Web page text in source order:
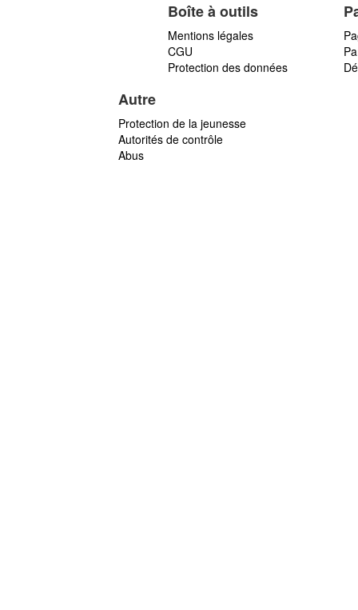
Boîte à outils
Mentions légales
CGU
Protection des données
Autre
Protection de la jeunesse
Autorités de contrôle
Abus